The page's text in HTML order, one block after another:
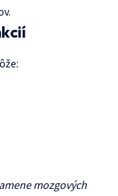
mozgových